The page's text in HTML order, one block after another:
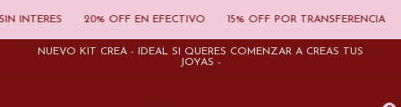
INTERES 20% OFF EN EFECTIVO 15% OFF POR TRANSFERENCIA
NUEVO KIT CREÁ - IDEAL SI QUERÉS COMENZAR A CREAS TUS
JOYAS -